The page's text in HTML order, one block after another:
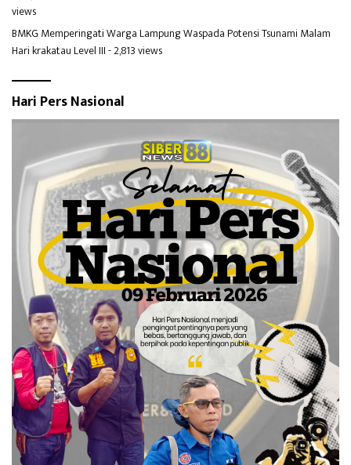
views
BMKG Memperingati Warga Lampung Waspada Potensi Tsunami Malam
Hari krakatau Level III- 2,813 views
Hari Pers Nasional